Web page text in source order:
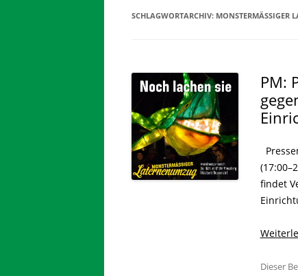
SCHLAGWORTARCHIV: MONSTERMÄSSIGER
PM:
findet
Dieser